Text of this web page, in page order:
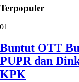
Terpopuler
01
Buntut OTT
PUPR dan
KPK